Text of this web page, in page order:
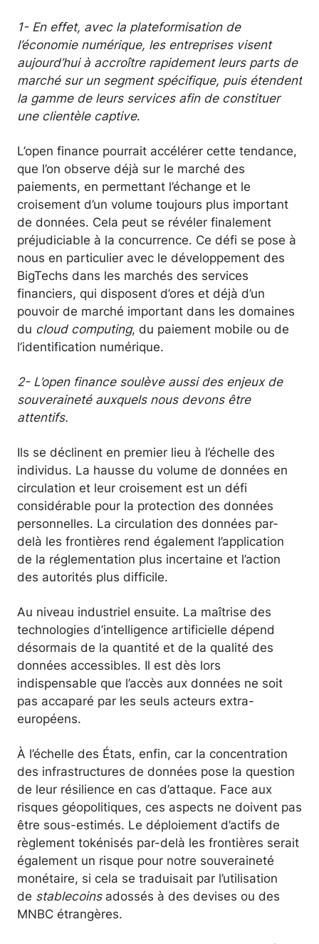
1- En effet, avec la plateformisation de
l’économie numérique, les entreprises visent
aujourd’hui à accroître rapidement leurs parts de
marché sur un segment spécifique, puis étendent
la gamme de leurs services afin de constituer
une clientèle captive.
L’open finance pourrait accélérer cette tendance,
que l’on observe déjà sur le marché des
paiements, en permettant l’échange et le
croisement d’un volume toujours plus important
de données. Cela peut se révéler finalement
préjudiciable à la concurrence. Ce défi se pose à
nous en particulier avec le développement des
BigTechs dans les marchés des services
financiers, qui disposent d’ores et déjà d’un
pouvoir de marché important dans les domaines
du cloud computing, du paiement mobile ou de
l’identification numérique.
2- L’open finance soulève aussi des enjeux de
souveraineté auxquels nous devons être
attentifs.
Ils se déclinent en premier lieu à l’échelle des
individus. La hausse du volume de données en
circulation et leur croisement est un défi
considérable pour la protection des données
personnelles. La circulation des données par-
delà les frontières rend également l’application
de la réglementation plus incertaine et l’action
des autorités plus difficile.
Au niveau industriel ensuite. La maîtrise des
technologies d’intelligence artificielle dépend
désormais de la quantité et de la qualité des
données accessibles. Il est dès lors
indispensable que l’accès aux données ne soit
pas accaparé par les seuls acteurs extra-
européens.
À l’échelle des États, enfin, car la concentration
des infrastructures de données pose la question
de leur résilience en cas d’attaque. Face aux
risques géopolitiques, ces aspects ne doivent pas
être sous-estimés. Le déploiement d’actifs de
règlement tokénisés par-delà les frontières serait
également un risque pour notre souveraineté
monétaire, si cela se traduisait par l’utilisation
de stablecoinsadossés à des devises ou des
MNBC étrangères.